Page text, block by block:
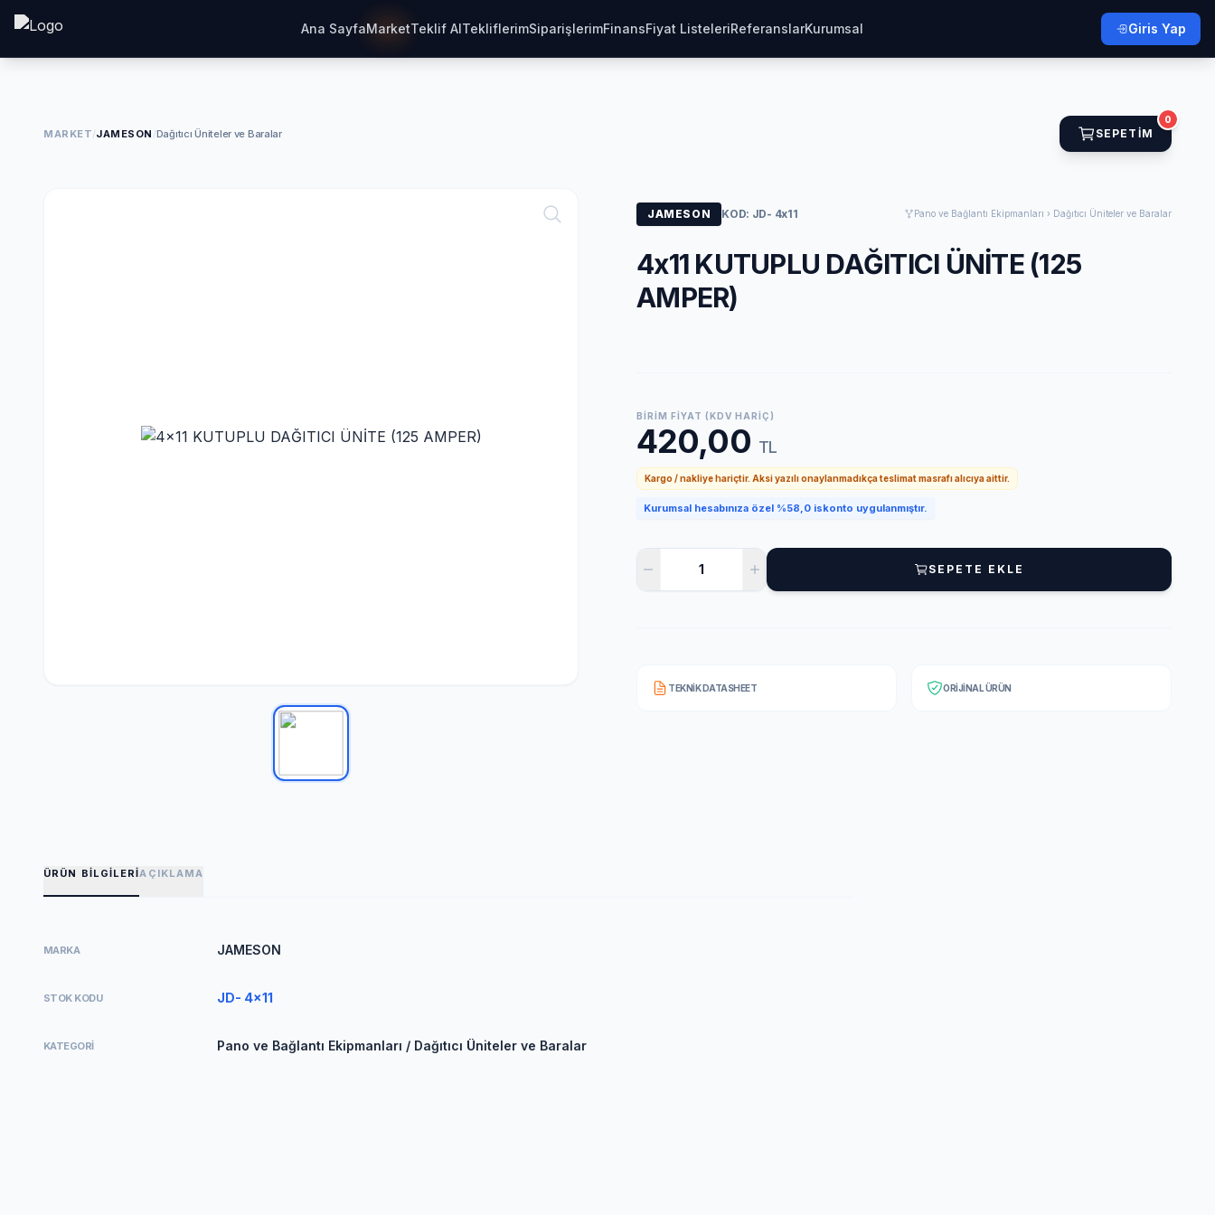
Ana SayfaMarketTeklif AlTekliflerimSiparişlerimFinansFiyat ListeleriReferanslarKurumsal Giris Yap
MARKET/JAMESON /Dağıtıcı Üniteler ve Baralar SEPETIM
0
JAMESON KOD: JD- 4x11 Pano ve Bağlantı Ekipmanları › Dağıtıcı Üniteler ve Baralar
4x11 KUTUPLU DAĞITICI ÜNİTE (125
AMPER)
BIRIM FIYAT (KDV HARIÇ)
420,00 TL
Kargo / nakliye hariçtir. Aksi yazılı onaylanmadıkça teslimat masrafı alıcıya aittir.
Kurumsal hesabınıza özel %58,0 iskonto uygulanmıştır.
SEPETE EKLE
TEKNIK DATASHEET ORIJINAL ÜRÜN
ÜRÜN BILGILERIAÇIKLAMA
MARKA JAMESON
STOK KODU JD- 4x11
KATEGORI Pano ve Bağlantı Ekipmanları / Dağıtıcı Üniteler ve Baralar